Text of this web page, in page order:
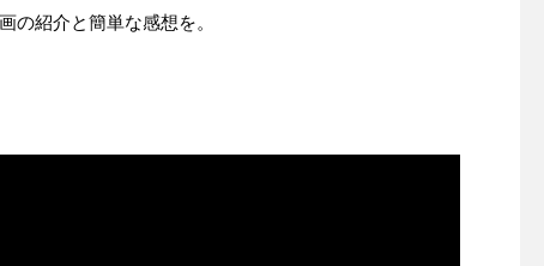
の紹介と簡単な感想を。